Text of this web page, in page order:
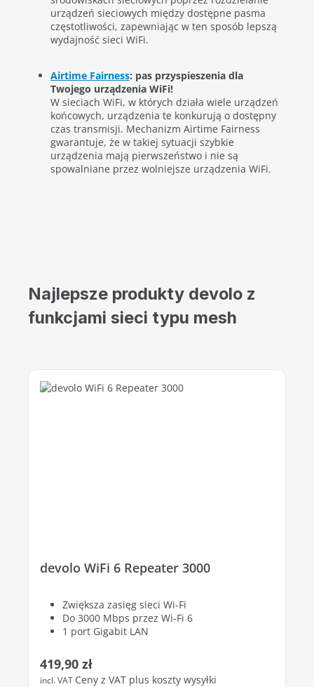
urządzeń sieciowych między dostępne pasma
częstotliwości, zapewniając w ten sposób lepszą
wydajność sieci WiFi.
Airtime Fairness: pas przyspieszenia dla
Twojego urządzenia WiFi!
W sieciach WiFi, w których działa wiele urządzeń
końcowych, urządzenia te konkurują o dostępny
czas transmisji. Mechanizm Airtime Fairness
gwarantuje, że w takiej sytuacji szybkie
urządzenia mają pierwszeństwo i nie są
spowalniane przez wolniejsze urządzenia WiFi.
Najlepsze produkty devolo z
funkcjami sieci typu mesh
devolo WiFi 6 Repeater 3000
Zwiększa zasięg sieci Wi-Fi
Do 3000 Mbps przez Wi-Fi 6
1 port Gigabit LAN
Cena regularna:
419,90 zł
incl. VAT Ceny z VAT plus koszty wysyłki